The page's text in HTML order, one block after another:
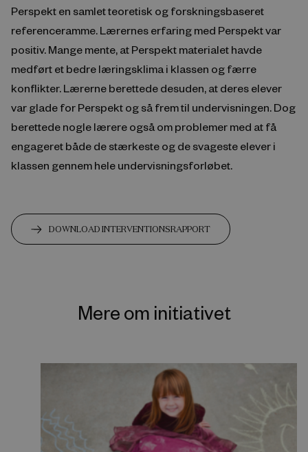
Perspekt en samlet teoretisk og forskningsbaseret
referenceramme. Lærernes erfaring med Perspekt var
positiv. Mange mente, at Perspekt materialet havde
medført et bedre læringsklima i klassen og færre
konflikter. Lærerne berettede desuden, at deres elever
var glade for Perspekt og så frem til undervisningen. Dog
berettede nogle lærere også om problemer med at få
engageret både de stærkeste og de svageste elever i
klassen gennem hele undervisningsforløbet.
DOWNLOAD INTERVENTIONSRAPPORT
Mere om initiativet